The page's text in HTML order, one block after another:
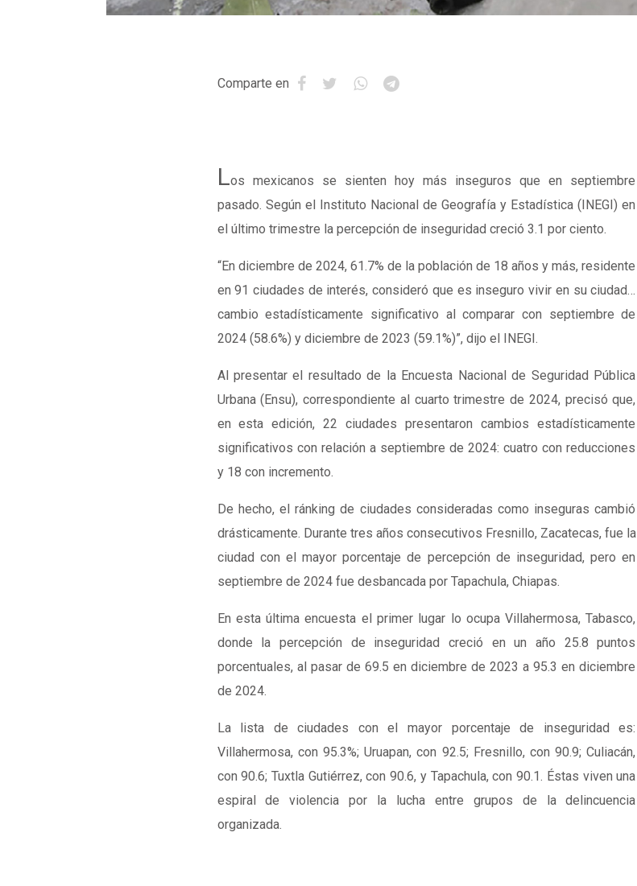
Comparte en
Los mexicanos se sienten hoy más inseguros que en septiembre
pasado. Según el Instituto Nacional de Geografía y Estadística (INEGI) en
el último trimestre la percepción de inseguridad creció 3.1 por ciento.
“En diciembre de 2024, 61.7% de la población de 18 años y más, residente
en 91 ciudades de interés, consideró que es inseguro vivir en su ciudad…
cambio estadísticamente significativo al comparar con septiembre de
2024 (58.6%) y diciembre de 2023 (59.1%)”, dijo el INEGI.
Al presentar el resultado de la Encuesta Nacional de Seguridad Pública
Urbana (Ensu), correspondiente al cuarto trimestre de 2024, precisó que,
en esta edición, 22 ciudades presentaron cambios estadísticamente
significativos con relación a septiembre de 2024: cuatro con reducciones
y 18 con incremento.
De hecho, el ránking de ciudades consideradas como inseguras cambió
drásticamente. Durante tres años consecutivos Fresnillo, Zacatecas, fue la
ciudad con el mayor porcentaje de percepción de inseguridad, pero en
septiembre de 2024 fue desbancada por Tapachula, Chiapas.
En esta última encuesta el primer lugar lo ocupa Villahermosa, Tabasco,
donde la percepción de inseguridad creció en un año 25.8 puntos
porcentuales, al pasar de 69.5 en diciembre de 2023 a 95.3 en diciembre
de 2024.
La lista de ciudades con el mayor porcentaje de inseguridad es:
Villahermosa, con 95.3%; Uruapan, con 92.5; Fresnillo, con 90.9; Culiacán,
con 90.6; Tuxtla Gutiérrez, con 90.6, y Tapachula, con 90.1. Éstas viven una
espiral de violencia por la lucha entre grupos de la delincuencia
organizada.